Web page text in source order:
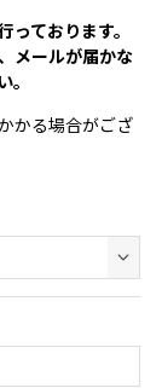
ております。
メールが届かな
かる場合がござ